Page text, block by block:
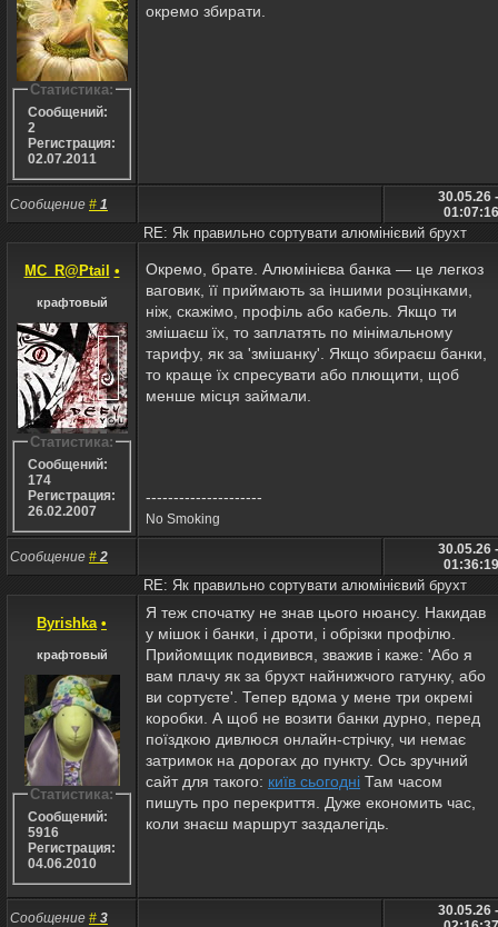
Статистика:
Сообщений:
2
Регистрация:
02.07.2011
окремо збирати.
Сообщение # 1
30.05.26 -
01:07:16
RE: Як правильно сортувати алюмінієвий брухт
MC_R@Ptail •
крафтовый
Статистика:
Сообщений:
174
Регистрация:
26.02.2007
Окремо, брате. Алюмінієва банка — це легкоз
ваговик, її приймають за іншими розцінками,
ніж, скажімо, профіль або кабель. Якщо ти
змішаєш їх, то заплатять по мінімальному
тарифу, як за 'змішанку'. Якщо збираєш банки,
то краще їх спресувати або плющити, щоб
менше місця займали.
---------------------
No Smoking
Сообщение # 2
30.05.26 -
01:36:19
RE: Як правильно сортувати алюмінієвий брухт
Byrishka •
крафтовый
Статистика:
Сообщений:
5916
Регистрация:
04.06.2010
Я теж спочатку не знав цього нюансу. Накидав
у мішок і банки, і дроти, і обрізки профілю.
Прийомщик подивився, зважив і каже: 'Або я
вам плачу як за брухт найнижчого гатунку, або
ви сортуєте'. Тепер вдома у мене три окремі
коробки. А щоб не возити банки дурно, перед
поїздкою дивлюся онлайн-стрічку, чи немає
затримок на дорогах до пункту. Ось зручний
сайт для такого: київ сьогодні Там часом
пишуть про перекриття. Дуже економить час,
коли знаєш маршрут заздалегідь.
Сообщение # 3
30.05.26 -